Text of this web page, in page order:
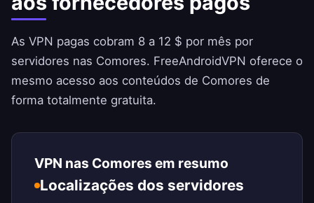
As VPN pagas cobram 8 a 12 $ por mês por
servidores nas Comores. FreeAndroidVPN oferece o
mesmo acesso aos conteúdos de Comores de
forma totalmente gratuita.
VPN nas Comores em resumo
Localizações dos servidores